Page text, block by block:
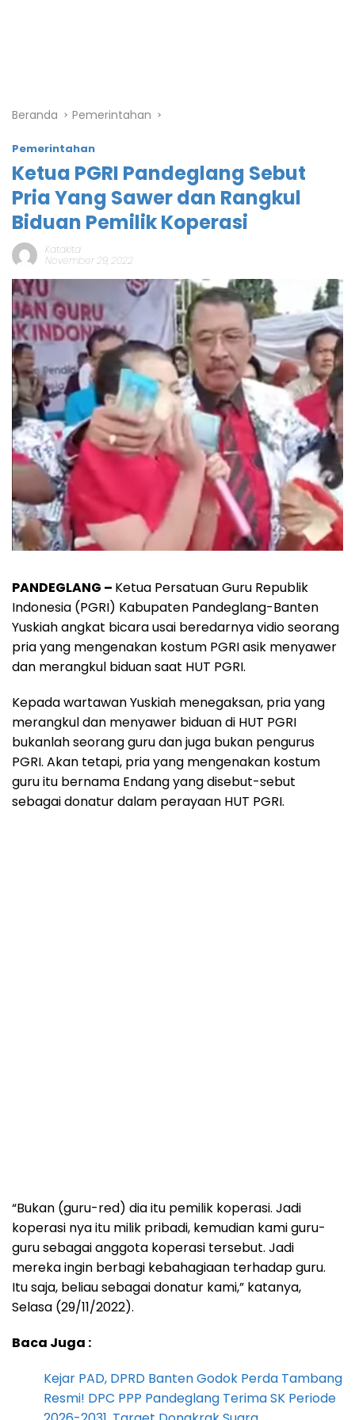
Beranda Pemerintahan
Pemerintahan
Ketua PGRI Pandeglang Sebut
Pria Yang Sawer dan Rangkul
Biduan Pemilik Koperasi
Katakita
November 29, 2022
PANDEGLANG – Ketua Persatuan Guru Republik
Indonesia (PGRI) Kabupaten Pandeglang-Banten
Yuskiah angkat bicara usai beredarnya vidio seorang
pria yang mengenakan kostum PGRI asik menyawer
dan merangkul biduan saat HUT PGRI.
Kepada wartawan Yuskiah menegaksan, pria yang
merangkul dan menyawer biduan di HUT PGRI
bukanlah seorang guru dan juga bukan pengurus
PGRI. Akan tetapi, pria yang mengenakan kostum
guru itu bernama Endang yang disebut-sebut
sebagai donatur dalam perayaan HUT PGRI.
“Bukan (guru-red) dia itu pemilik koperasi. Jadi
koperasi nya itu milik pribadi, kemudian kami guru-
guru sebagai anggota koperasi tersebut. Jadi
mereka ingin berbagi kebahagiaan terhadap guru.
Itu saja, beliau sebagai donatur kami,” katanya,
Selasa (29/11/2022).
Baca Juga :
Kejar PAD, DPRD Banten Godok Perda Tambang
Resmi! DPC PPP Pandeglang Terima SK Periode